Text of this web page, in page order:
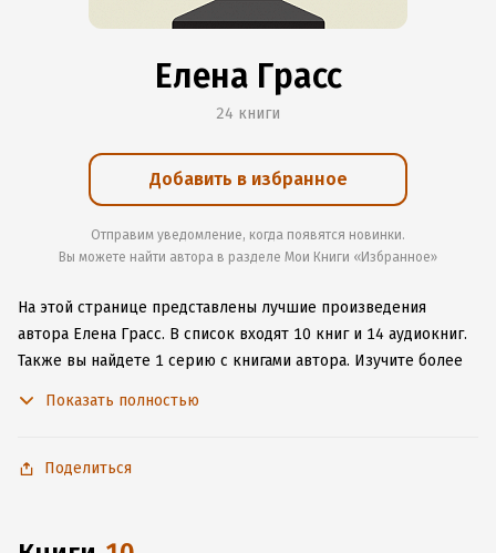
Елена Грасс
24 книги
Добавить в избранное
Отправим уведомление, когда появятся новинки.
Вы можете найти автора в разделе Мои Книги «Избранное»
На этой странице представлены лучшие произведения
автора Елена Грасс. В список входят 10 книг и 14 аудиокниг.
Также вы найдете 1 серию с книгами автора. Изучите более
чтобы не расставаться с любимыми произведениями даже
Показать полностью
Поделиться